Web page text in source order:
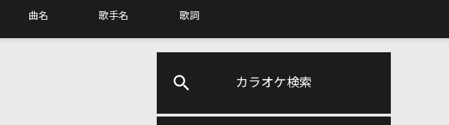
曲名 歌手名 歌詞
カラオケ検索